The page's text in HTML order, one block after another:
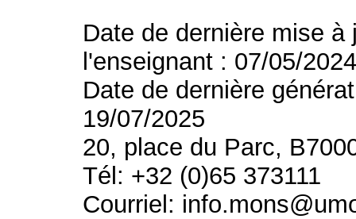
Date de dernière mise
l'enseignant : 07/05/
Date de dernière
19/07/2025
20, place du Parc,
Tél: +32 (0)65 373111
Courriel: